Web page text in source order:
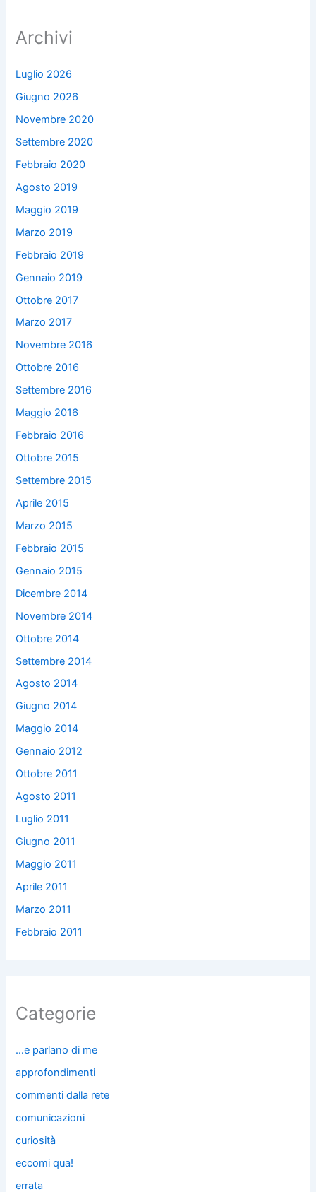
Archivi
Luglio 2026
Giugno 2026
Novembre 2020
Settembre 2020
Febbraio 2020
Agosto 2019
Maggio 2019
Marzo 2019
Febbraio 2019
Gennaio 2019
Ottobre 2017
Marzo 2017
Novembre 2016
Ottobre 2016
Settembre 2016
Maggio 2016
Febbraio 2016
Ottobre 2015
Settembre 2015
Aprile 2015
Marzo 2015
Febbraio 2015
Gennaio 2015
Dicembre 2014
Novembre 2014
Ottobre 2014
Settembre 2014
Agosto 2014
Giugno 2014
Maggio 2014
Gennaio 2012
Ottobre 2011
Agosto 2011
Luglio 2011
Giugno 2011
Maggio 2011
Aprile 2011
Marzo 2011
Febbraio 2011
Categorie
…e parlano di me
approfondimenti
commenti dalla rete
comunicazioni
curiosità
eccomi qua!
errata